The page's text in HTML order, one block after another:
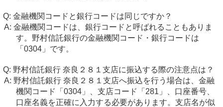
金融機関コードと銀行コードは同じですか？
金融機関コードは、銀行コードと呼ばれることもありま
す。野村信託銀行の金融機関コード・銀行コードは
「0304」です。
野村信託銀行 奈良２８１支店に振込する際の注意点は？
野村信託銀行 奈良２８１支店へ振込を行う場合は、金融
機関コード「0304」、支店コード「281」、口座番号、
口座名義を正確に入力する必要があります。支店名が似